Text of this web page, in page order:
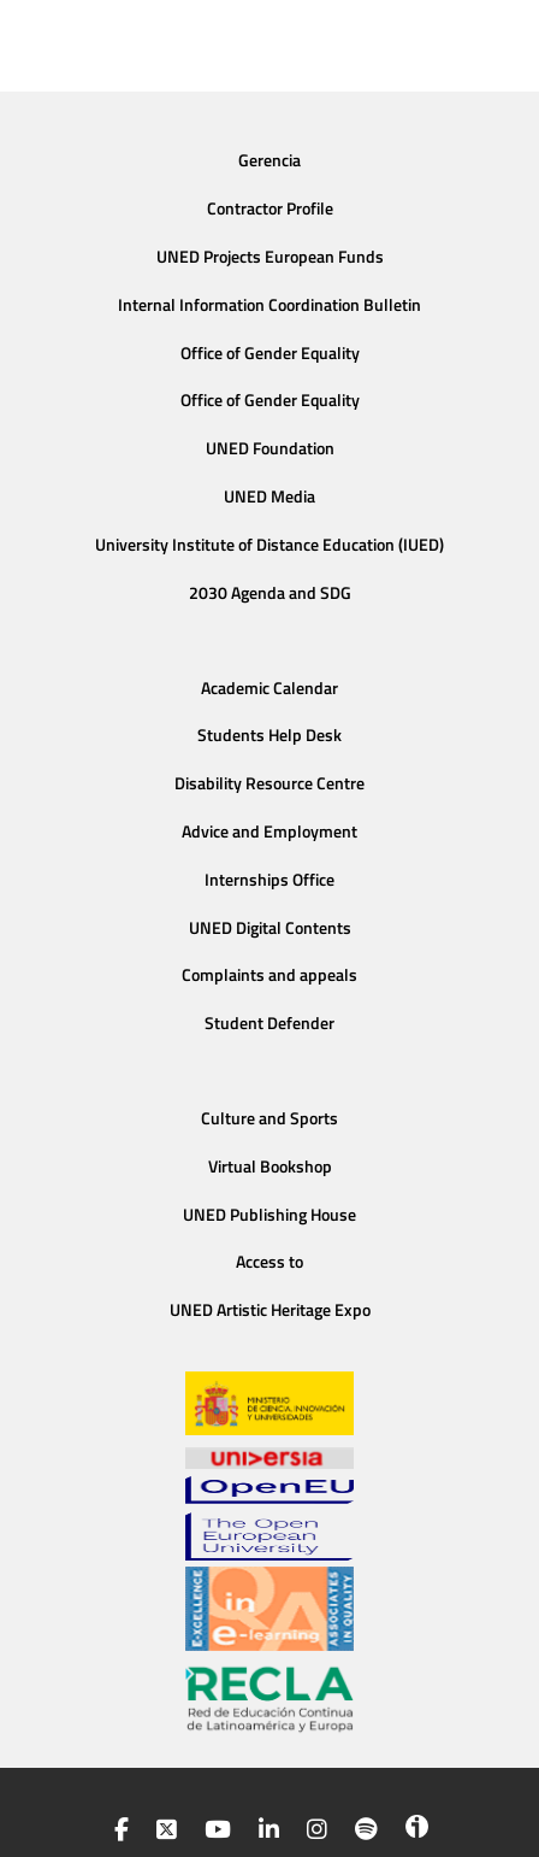
Gerencia
Contractor Profile
UNED Projects European Funds
Internal Information Coordination Bulletin
Office of Gender Equality
Office of Gender Equality
UNED Foundation
UNED Media
University Institute of Distance Education (IUED)
2030 Agenda and SDG
Academic Calendar
Students Help Desk
Disability Resource Centre
Advice and Employment
Internships Office
UNED Digital Contents
Complaints and appeals
Student Defender
Culture and Sports
Virtual Bookshop
UNED Publishing House
Access to
UNED Artistic Heritage Expo